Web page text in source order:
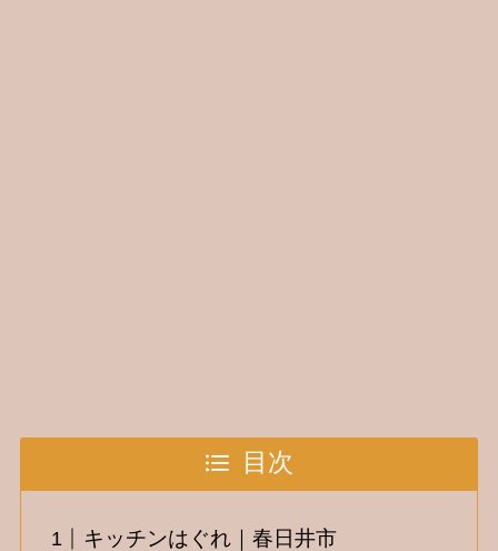
目次
キッチンはぐれ｜春日井市